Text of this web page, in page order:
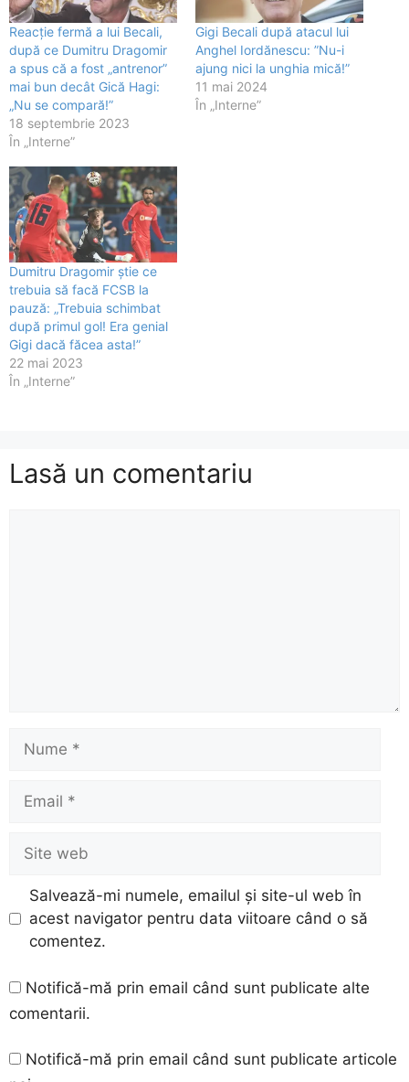
Reacție fermă a lui Becali,
după ce Dumitru Dragomir
a spus că a fost „antrenor”
mai bun decât Gică Hagi:
„Nu se compară!”
18 septembrie 2023
În „Interne”
Gigi Becali după atacul lui
Anghel Iordănescu: ”Nu-i
ajung nici la unghia mică!”
11 mai 2024
În „Interne”
Dumitru Dragomir știe ce
trebuia să facă FCSB la
pauză: „Trebuia schimbat
după primul gol! Era genial
Gigi dacă făcea asta!”
22 mai 2023
În „Interne”
Lasă un comentariu
Nume
Email
Site
web
Salvează-mi numele, emailul și site-ul web în
acest navigator pentru data viitoare când o să
comentez.
Notifică-mă prin email când sunt publicate alte
comentarii.
Notifică-mă prin email când sunt publicate articole